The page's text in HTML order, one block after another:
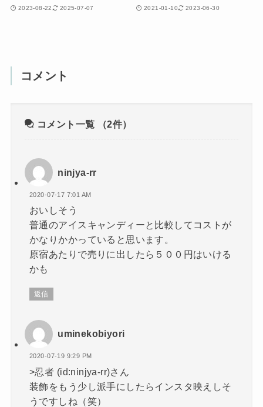
2023-08-22 2025-07-07 2021-01-10 2023-06-30
コメント
コメント一覧 （2件）
ninjya-rr
2020-07-17 7:01 AM
おいしそう
普通のアイスキャンディーと比較してコストが
かなりかかっていると思います。
原宿あたりで売りに出したら５００円はいける
かも
返信
uminekobiyori
2020-07-19 9:29 PM
>忍者 (id:ninjya-rr)さん
装飾をもう少し派手にしたらインスタ映えしそ
うですしね（笑）